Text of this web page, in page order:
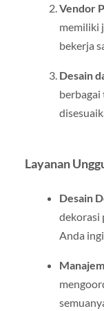
Vendor
memiliki
bekerja
Desain
berbagai
Layanan
Desain
dekorasi
Anda